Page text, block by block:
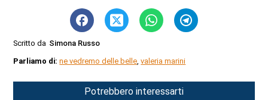
Scritto da Simona Russo
Parliamo di:ne vedremo delle belle,valeria marini
Potrebbero interessarti